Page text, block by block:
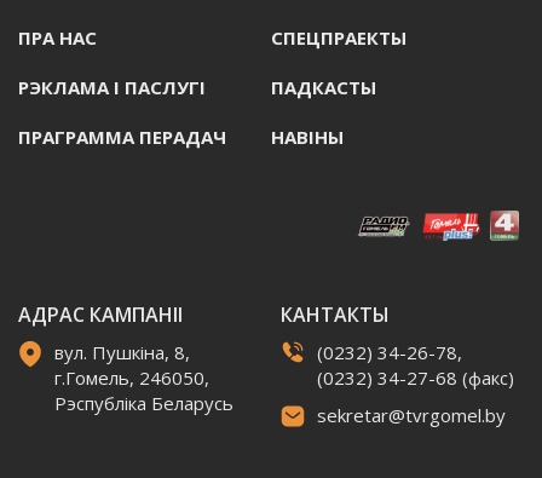
ПРА НАС СПЕЦПРАЕКТЫ
РЭКЛАМА I ПАСЛУГI ПАДКАСТЫ
ПРАГРАММА ПЕРАДАЧ НАВIНЫ
АДРАС КАМПАНІІ
вул. Пушкіна, 8,
г.Гомель, 246050,
Рэспубліка Беларусь
КАНТАКТЫ
(0232) 34-26-78,
(0232) 34-27-68 (факс)
sekretar@tvrgomel.by